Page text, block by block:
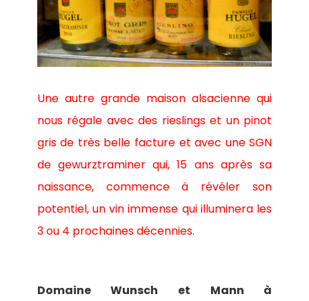
Une autre grande maison alsacienne qui
nous régale avec des rieslings et un pinot
gris de très belle facture et avec une SGN
de gewurztraminer qui, 15 ans après sa
naissance, commence à révéler son
potentiel, un vin immense qui illuminera les
3 ou 4 prochaines décennies.
Domaine Wunsch et Mann à